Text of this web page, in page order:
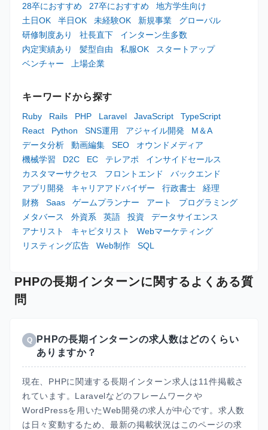
28卒におすすめ
27卒におすすめ
地方学生向け
土日OK
半日OK 未経験OK 新規事業
グローバル
研修制度あり
社長直下
インターン生多数
内定実績あり
髪型自由 私服OK
スタートアップ
ベンチャー
上場企業
キーワードから探す
Ruby Rails PHP Laravel JavaScript
TypeScript
React
Python SNS運用 アジャイル開発
M＆A
データ分析
動画編集 SEO
オウンドメディア
機械学習
D2C EC テレアポ
インサイドセールス
カスタマーサクセス
フロントエンド
バックエンド
アプリ開発
キャリアアドバイザー 行政書士
経理
財務
Saas ゲームプランナー アート
プログラミング
メタバース
外資系 英語 投資
データサイエンス
アナリスト
キャピタリスト
Webマーケティング
リスティング広告
Web制作 SQL
PHPの長期インターンに関するよくある質
問
Q
PHPの長期インターンの求人数はどのくらい
ありますか？
現在、PHPに関連する長期インターン求人は11件掲載さ
れています。Laravelなどのフレームワークや
WordPressを用いたWeb開発の求人が中心です。求人数
は日々変動するため、最新の掲載状況はこのページの求